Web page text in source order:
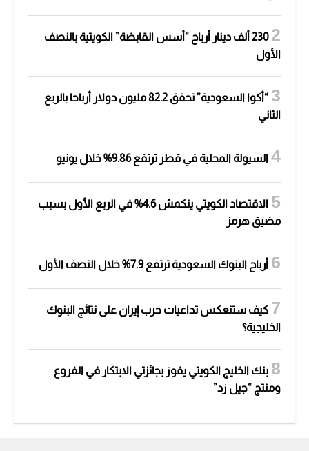
230 ألف دينار أرباح “أسس القابضة” الكويتية بالنصف
الأول
“أكوا السعودية” تحقق 82.2 مليون دولار أرباحا بالربع
الثاني
السيولة المحلية في قطر ترتفع 9.86% خلال يونيو
الاقتصاد الكويتي ينكمش 4.6% في الربع الأول بسبب
مضيق هرمز
أرباح البنوك السعودية ترتفع 7.9% خلال النصف الأول
كيف ستنعكس تداعيات حرب إيران على نتائج البنوك
الخليجية؟
بنك الخليج الكويتي يفوز بجائزتي الابتكار في الفروع
ومنتج “جيل زد”